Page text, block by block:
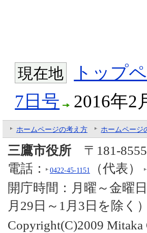
現在地 トップ
7日号
2016年2
ホームページの考え方 ホームページ
三鷹市役所〒181-
電話：
0422-45-1151 （代表）
開庁時間：月曜～金曜
月29日～1月3日を除く）
Copyright(C)2009 Mitaka